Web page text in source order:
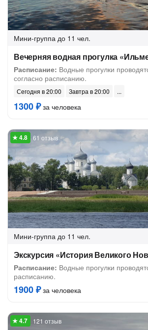
Мини-группа до 11 чел.
Вечерняя водная прогулка
Расписание: Водные прогулки
согласно расписанию.
Сегодня в 20:00 Завтра в 20:00
1300 ₽за человека
61 отзыв
Мини-группа до 11 чел.
Экскурсия «История Великого
Расписание: Водные прогулки
расписанию.
1900 ₽за человека
121 отзыв